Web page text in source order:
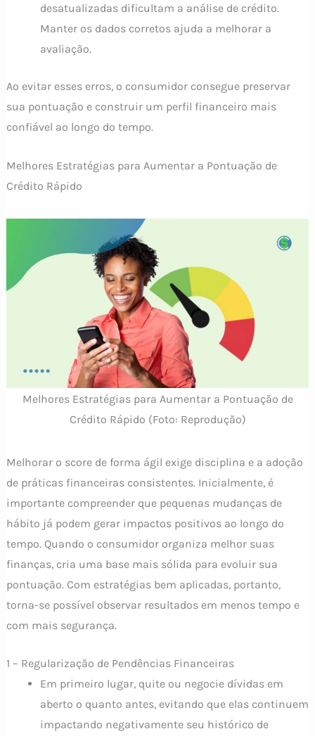
desatualizadas dificultam a análise de crédito.
Manter os dados corretos ajuda a melhorar a
avaliação.
Ao evitar esses erros, o consumidor consegue preservar
sua pontuação e construir um perfil financeiro mais
confiável ao longo do tempo.
Melhores Estratégias para Aumentar a Pontuação de
Crédito Rápido
Melhores Estratégias para Aumentar a Pontuação de
Crédito Rápido (Foto: Reprodução)
Melhorar o score de forma ágil exige disciplina e a adoção
de práticas financeiras consistentes. Inicialmente, é
importante compreender que pequenas mudanças de
hábito já podem gerar impactos positivos ao longo do
tempo. Quando o consumidor organiza melhor suas
finanças, cria uma base mais sólida para evoluir sua
pontuação. Com estratégias bem aplicadas, portanto,
torna-se possível observar resultados em menos tempo e
com mais segurança.
1 – Regularização de Pendências Financeiras
Em primeiro lugar, quite ou negocie dívidas em
aberto o quanto antes, evitando que elas continuem
impactando negativamente seu histórico de